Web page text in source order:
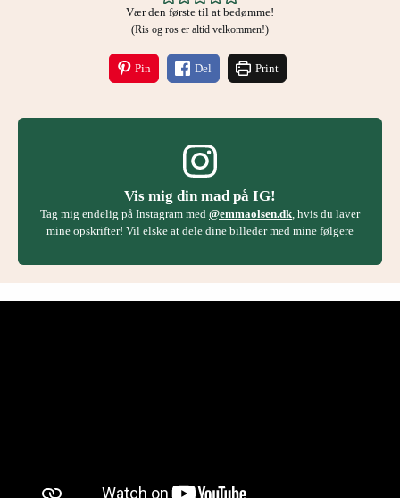
Vær den første til at bedømme!
(Ris og ros er altid velkommen!)
Pin Del Print
Vis mig din mad på IG!
Tag mig endelig på Instagram med @emmaolsen.dk , hvis du laver
mine opskrifter! Vil elske at dele dine billeder med mine følgere